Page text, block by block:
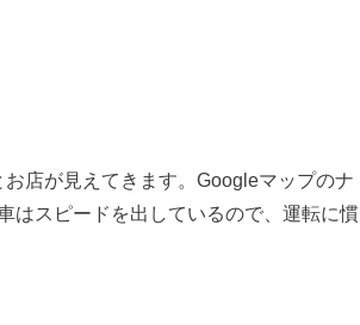
店が見えてきます。Googleマップのナ
はスピードを出しているので、運転に慣